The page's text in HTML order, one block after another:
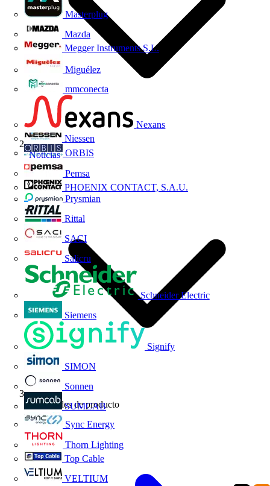
Masterplug
Mazda
Megger Instruments S.L.
Miguélez
mmconecta
Nexans
Niessen
ORBIS
Pemsa
PHOENIX CONTACT, S.A.U.
Prysmian
Rittal
SACI
Salicru
Schneider Electric
Siemens
Signify
SIMON
Sonnen
SUMCAB
Sync Energy
Thorn Lighting
Top Cable
VELTIUM
Noticias
Novedades de producto